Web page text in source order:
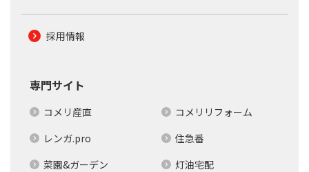
採用情報
専門サイト
コメリ産直
コメリリフォーム
レンガ.pro
住急番
菜園&ガーデン
灯油宅配